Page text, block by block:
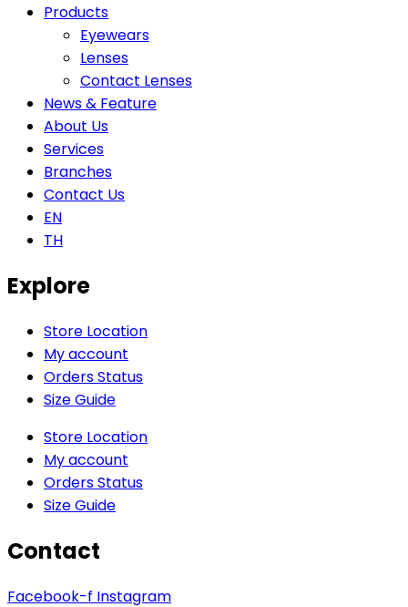
Products
Eyewears
Lenses
Contact Lenses
News & Feature
About Us
Services
Branches
Contact Us
EN
TH
Explore
Store Location
My account
Orders Status
Size Guide
Store Location
My account
Orders Status
Size Guide
Contact
Facebook-f Instagram